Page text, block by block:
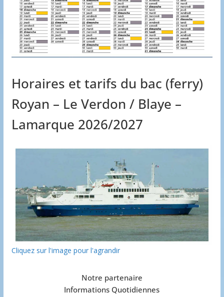
Horaires et tarifs du bac (ferry)
Royan – Le Verdon / Blaye –
Lamarque 2026/2027
Cliquez sur l'image pour l'agrandir
Notre partenaire
Informations Quotidiennes